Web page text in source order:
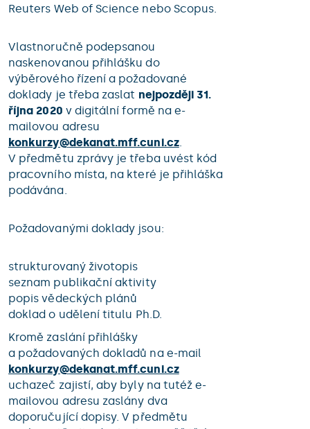
Reuters Web of Science nebo Scopus.
Vlastnoručně podepsanou
naskenovanou přihlášku do
výběrového řízení a požadované
doklady je třeba zaslat nejpozději 31.
října 2020 v digitální formě na e-
mailovou adresu
konkurzy@dekanat.mff.cuni.cz.
V předmětu zprávy je třeba uvést kód
pracovního místa, na které je přihláška
podávána.
Požadovanými doklady jsou:
strukturovaný životopis
seznam publikační aktivity
popis vědeckých plánů
doklad o udělení titulu Ph.D.
Kromě zaslání přihlášky
a požadovaných dokladů na e-mail
konkurzy@dekanat.mff.cuni.cz
uchazeč zajistí, aby byly na tutéž e-
mailovou adresu zaslány dva
doporučující dopisy. V předmětu